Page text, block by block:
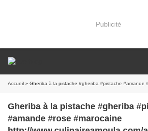
Publicité
Accueil » Gheriba à la pistache #gheriba #pistache #amande #rose #marocaine http://
Gheriba à la pistache #gheriba
#amande #rose #marocaine